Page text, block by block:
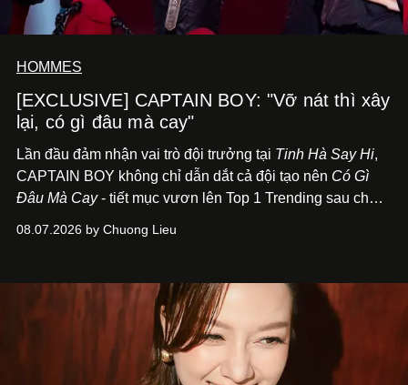
HOMMES
[EXCLUSIVE] CAPTAIN BOY: "Vỡ nát thì xây
lại, có gì đâu mà cay"
Lần đầu đảm nhận vai trò đội trưởng tại Tinh Hà Say Hi,
CAPTAIN BOY không chỉ dẫn dắt cả đội tạo nên Có Gì
Đâu Mà Cay- tiết mục vươn lên Top 1 Trending sau chưa
để lắng nghe, kết nối và tin tưởng đồng đội. Với nam
trình trở thành một producer thực thụ.
08.07.2026 by Chuong Lieu